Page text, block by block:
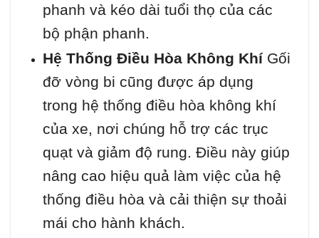
phanh và kéo dài tuổi thọ của các
bộ phận phanh.
Hệ Thống Điều Hòa Không KhíGối
đỡ vòng bi cũng được áp dụng
trong hệ thống điều hòa không khí
của xe, nơi chúng hỗ trợ các trục
quạt và giảm độ rung. Điều này giúp
nâng cao hiệu quả làm việc của hệ
thống điều hòa và cải thiện sự thoải
mái cho hành khách.